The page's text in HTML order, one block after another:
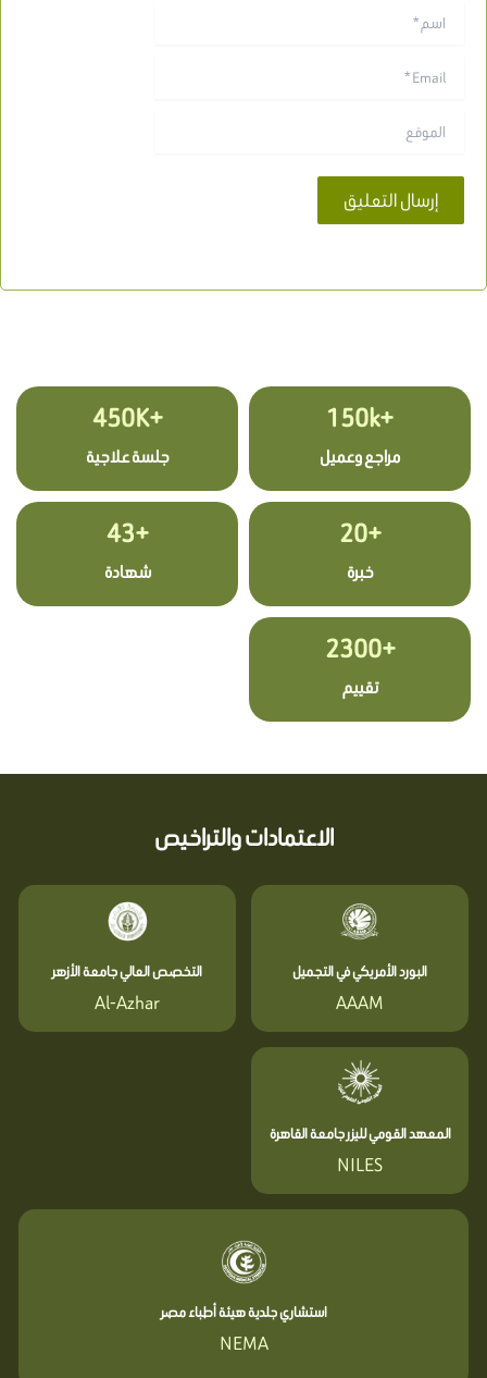
+150k
مراجع وعميل
+450K
جلسة علاجية
+20
خبرة
+43
شهادة
+2300
تقييم
الاعتمادات والتراخيص
البورد الأمريكي في التجميل
AAAM
التخصص العالي جامعة الأزهر
Al-Azhar
المعهد القومي لليزر جامعة القاهرة
NILES
استشاري جلدية هيئة أطباء مصر
NEMA